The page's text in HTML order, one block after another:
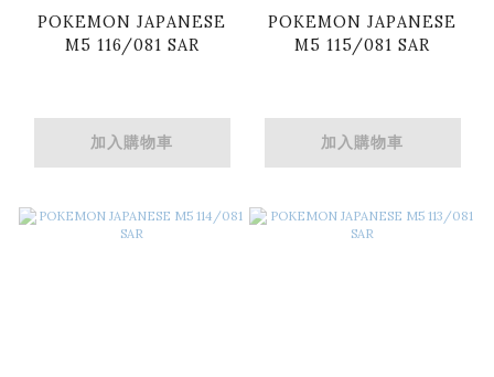
POKEMON JAPANESE
M5 116/081 SAR
加入購物車
POKEMON JAPANESE
M5 115/081 SAR
加入購物車